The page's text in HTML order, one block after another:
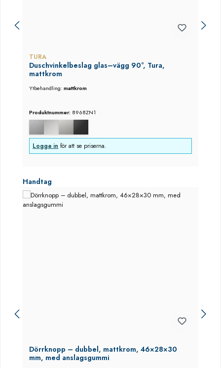
TURA
Duschvinkelbeslag glas–vägg 90°, Tura,
mattkrom
Ytbehandling:mattkrom
Produktnummer: 8968ZN1
Logga in för att se priserna.
Hoppa över produktgalleri
Handtag
Dörrknopp – dubbel, mattkrom, 46×28×30
mm, med anslagsgummi